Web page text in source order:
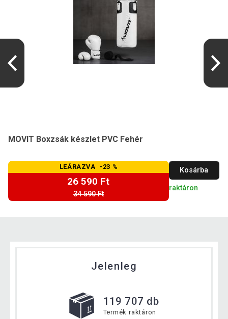
MOVIT Boxzsák készlet PVC Fehér
LEÁRAZVA -23 %
26 590 Ft
34 590 Ft
Kosárba
raktáron
Jelenleg
119 707 db
Termék raktáron